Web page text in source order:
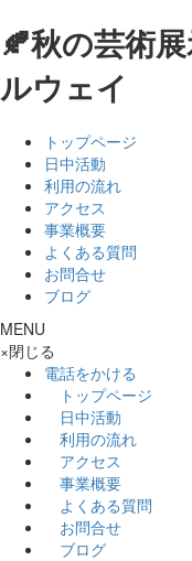
🍂秋の芸術
ルウェイ
トップページ
日中活動
利用の流れ
アクセス
事業概要
よくある質問
お問合せ
ブログ
MENU
×閉じる
電話をかける
トップページ
日中活動
利用の流れ
アクセス
事業概要
よくある質問
お問合せ
ブログ